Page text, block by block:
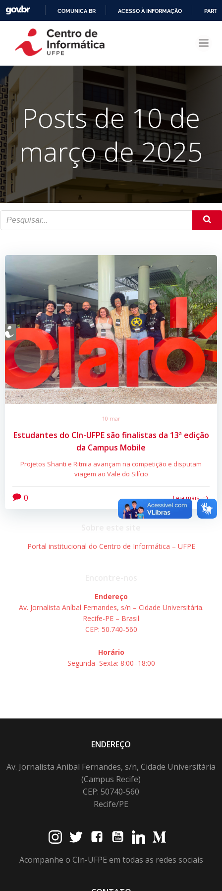
CONTEÚDO
COMUNICA BR ACESSO À INFORMAÇÃO
Posts de 10 de
março de 2025
10 mar
Estudantes do CIn-UFPE são finalistas da 13ª edição
da Campus Mobile
Projetos Shanti e Ritmia avançam na competição e disputam
viagem ao Vale do Silício
0 Leia mais
Portal institucional do Centro de Informática – UFPE
Endereço
Av. Jornalista Aníbal Fernandes, s/n – Cidade Universitária.
Recife-PE – Brasil
CEP: 50.740-560
Horário
Segunda–Sexta: 8:00–18:00
ENDEREÇO
Av. Jornalista Anibal Fernandes, s/n, Cidade Universitária
(Campus Recife)
CEP: 50740-560
Recife/PE
Acompanhe o CIn-UFPE em todas as redes sociais